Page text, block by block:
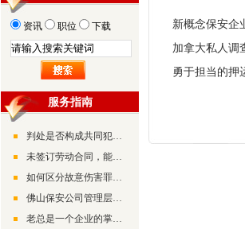
新概念保安企
加拿大私人调
勇于担当的
资讯 职位 下载
服务指南
判处是否构成共同犯罪的条件是什么
未签订劳动合同，能否向公司要回工资
如何区分故意伤害罪和正当防卫
佛山保安公司管理层领导管理经验分享
老总是一个企业的掌舵人，其能力和素质都决定着企业未来的发展状况